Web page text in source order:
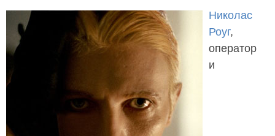
Николас
Роуг,
оператор
и